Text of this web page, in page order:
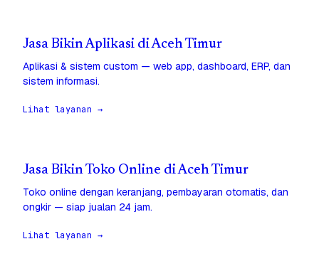
Jasa Bikin Aplikasi di Aceh Timur
Aplikasi & sistem custom — web app, dashboard, ERP, dan
sistem informasi.
Lihat layanan →
Jasa Bikin Toko Online di Aceh Timur
Toko online dengan keranjang, pembayaran otomatis, dan
ongkir — siap jualan 24 jam.
Lihat layanan →